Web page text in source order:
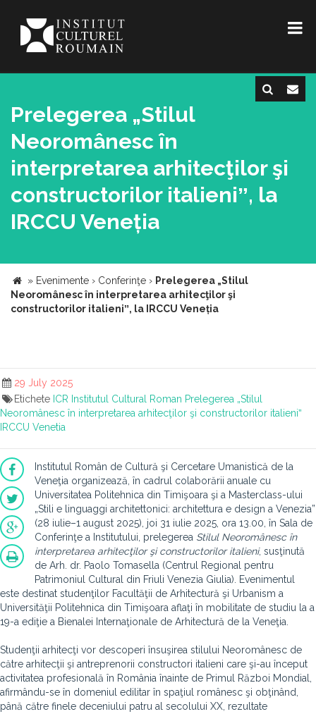
Prelegerea „Stilul
Neoromânesc în
interpretarea arhitecţilor şi
constructorilor italieniˮ, la
IRCCU Veneția
» Evenimente › Conferinţe › Prelegerea „Stilul
Neoromânesc în interpretarea arhitecţilor şi
constructorilor italieniˮ, la IRCCU Veneția
29 July 2025
Etichete ICR Institutul Cultural Roman Prelegerea „Stilul
Neoromânesc în interpretarea arhitecţilor şi constructorilor italieniˮ
IRCCU Venetia
Institutul Român de Cultură şi Cercetare Umanistică de la
Veneţia organizează, în cadrul colaborării anuale cu
Universitatea Politehnica din Timişoara şi a Masterclass-ului
„Stili e linguaggi architettonici: architettura e design a Venezia”
(28 iulie–1 august 2025), joi 31 iulie 2025, ora 13.00, în Sala de
Conferinţe a Institutului, prelegerea Stilul Neoromânesc în
interpretarea arhitecţilor şi constructorilor italieni, susţinută
de Arh. dr. Paolo Tomasella (Centrul Regional pentru
Patrimoniul Cultural din Friuli Venezia Giulia). Evenimentul
este destinat studenţilor Facultăţii de Arhitectură şi Urbanism a
Universităţii Politehnica din Timişoara aflaţi în mobilitate de studiu la a
19-a ediţie a Bienalei Internaţionale de Arhitectură de la Veneţia.
Studenţii arhitecţi vor descoperi însuşirea stilului Neoromânesc de
către arhitecţii şi antreprenorii constructori italieni care şi-au început
activitatea profesională în România înainte de Primul Război Mondial,
afirmându-se în domeniul edilitar în spaţiul românesc şi obţinând,
până către finele deceniului patru al secolului XX, rezultate